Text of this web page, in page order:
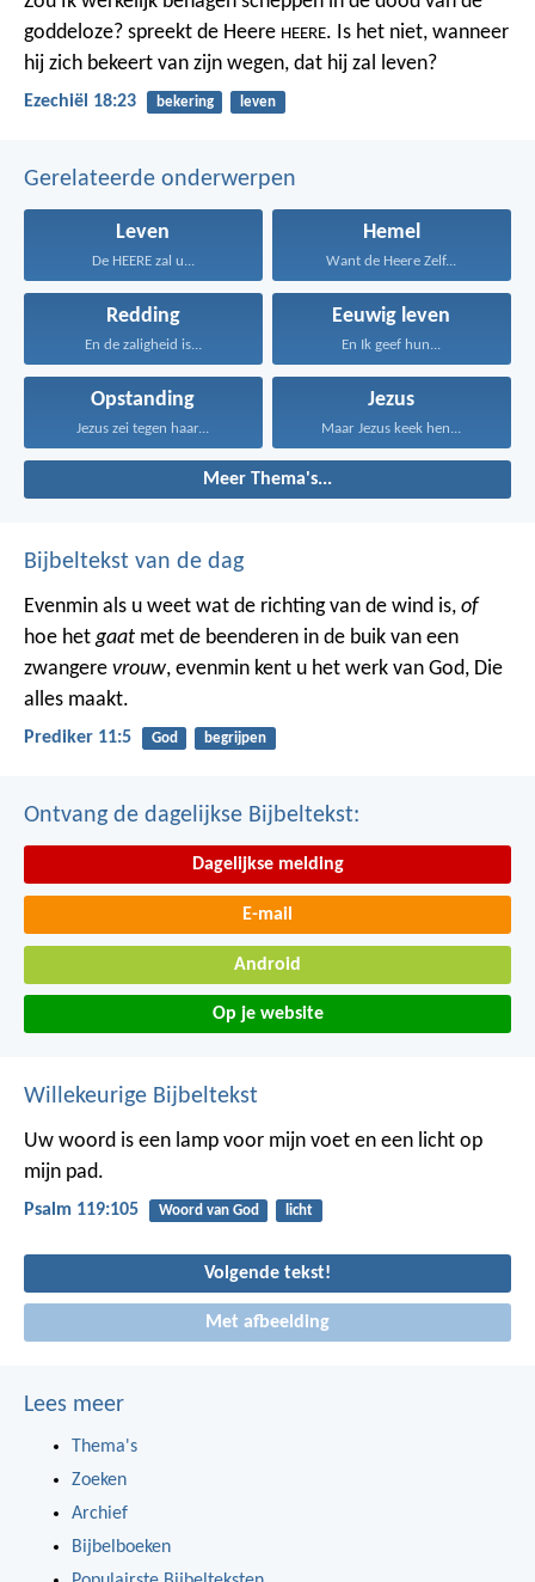
goddeloze? spreekt de Heere HEERE. Is het niet, wanneer
hij zich bekeert van zijn wegen, dat hij zal leven?
Ezechiël 18:23 bekering leven
Gerelateerde onderwerpen
Leven
De HEERE zal u...
Hemel
Want de Heere Zelf...
Redding
En de zaligheid is...
Eeuwig leven
En Ik geef hun...
Opstanding
Jezus zei tegen haar...
Jezus
Maar Jezus keek hen...
Meer Thema's...
Bijbeltekst van de dag
Evenmin als u weet wat de richting van de wind is, of
hoe hetgaat met de beenderen in de buik van een
zwangere vrouw, evenmin kent u het werk van God, Die
alles maakt.
Prediker 11:5 God begrijpen
Ontvang de dagelijkse Bijbeltekst:
Dagelijkse melding
E-mail
Android
Op je website
Willekeurige Bijbeltekst
Uw woord is een lamp voor mijn voet en een licht op
mijn pad.
Psalm 119:105 Woord van God licht
Volgende tekst!
Met afbeelding
Lees meer
Thema's
Zoeken
Archief
Bijbelboeken